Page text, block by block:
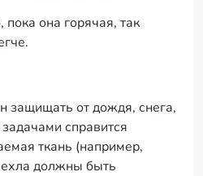
она горячая, так
защищать от дождя, снега,
справится
ткань (например,
должны быть